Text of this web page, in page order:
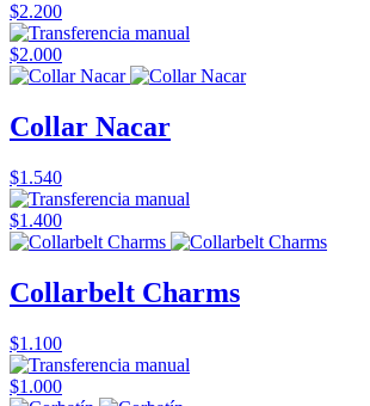
$2.200
$2.000
Collar Nacar
$1.540
$1.400
Collarbelt Charms
$1.100
$1.000